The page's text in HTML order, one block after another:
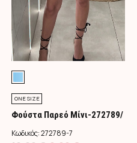
ONE SIZE
Φούστα Παρεό Μίνι-272789/
Τιρκουάζ
Κωδικός:272789-7